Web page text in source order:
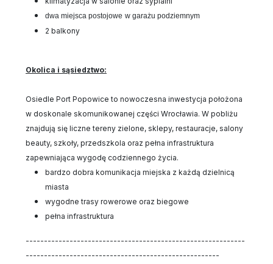
dwa miejsca postojowe w garażu podziemnym
2 balkony
Okolica i sąsiedztwo:
Osiedle Port Popowice to nowoczesna inwestycja położona
w doskonale skomunikowanej części Wrocławia. W pobliżu
znajdują się liczne tereny zielone, sklepy, restauracje, salony
beauty, szkoły, przedszkola oraz pełna infrastruktura
zapewniająca wygodę codziennego życia.
bardzo dobra komunikacja miejska z każdą dzielnicą
miasta
wygodne trasy rowerowe oraz biegowe
pełna infrastruktura
------------------------------------------------------------
-----------------------------------------------------